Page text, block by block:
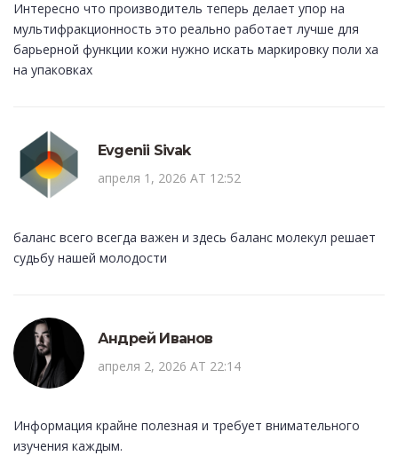
Интересно что производитель теперь делает упор на
мультифракционность это реально работает лучше для
барьерной функции кожи нужно искать маркировку поли ха
на упаковках
Evgenii Sivak
апреля 1, 2026 AT 12:52
баланс всего всегда важен и здесь баланс молекул решает
судьбу нашей молодости
Андрей Иванов
апреля 2, 2026 AT 22:14
Информация крайне полезная и требует внимательного
изучения каждым.